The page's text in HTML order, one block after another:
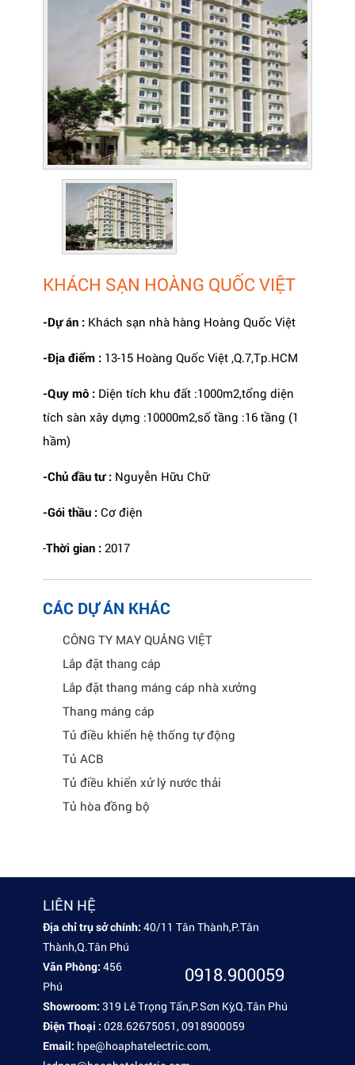
KHÁCH SẠN HOÀNG QUỐC VIỆT
-Dự án : Khách sạn nhà hàng Hoàng Quốc Việt
-Địa điểm : 13-15 Hoàng Quốc Việt ,Q.7,Tp.HCM
-Quy mô : Diện tích khu đất :1000m2,tổng diện
tích sàn xây dựng :10000m2,số tầng :16 tầng (1
hầm)
-Chủ đầu tư : Nguyễn Hữu Chữ
-Gói thầu : Cơ điện
-Thời gian : 2017
CÁC DỰ ÁN KHÁC
CÔNG TY MAY QUẢNG VIỆT
Lắp đặt thang cáp
Lắp đặt thang máng cáp nhà xưởng
Thang máng cáp
Tủ điều khiển hệ thống tự động
Tủ ACB
Tủ điều khiển xử lý nước thải
Tủ hòa đồng bộ
0918.900059
LIÊN HỆ
Địa chỉ trụ sở chính: 40/11 Tân Thành,P.Tân
Thành,Q.Tân Phú
Văn Phòng: 456/1 Tân Kỳ ,Tân Quý,P.Tân Quý,Q.Tân
Phú
Showroom: 319 Lê Trọng Tấn,P.Sơn Kỳ,Q.Tân Phú
Điện Thoại : 028.62675051, 0918900059
Email: hpe@hoaphatelectric.com,